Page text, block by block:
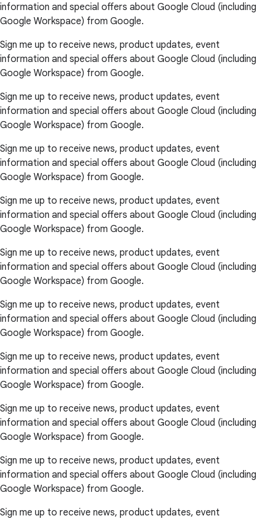
information and special offers about Google Cloud (including
Google Workspace) from Google.
Sign me up to receive news, product updates, event
information and special offers about Google Cloud (including
Google Workspace) from Google.
Sign me up to receive news, product updates, event
information and special offers about Google Cloud (including
Google Workspace) from Google.
Sign me up to receive news, product updates, event
information and special offers about Google Cloud (including
Google Workspace) from Google.
Sign me up to receive news, product updates, event
information and special offers about Google Cloud (including
Google Workspace) from Google.
Sign me up to receive news, product updates, event
information and special offers about Google Cloud (including
Google Workspace) from Google.
Sign me up to receive news, product updates, event
information and special offers about Google Cloud (including
Google Workspace) from Google.
Sign me up to receive news, product updates, event
information and special offers about Google Cloud (including
Google Workspace) from Google.
Sign me up to receive news, product updates, event
information and special offers about Google Cloud (including
Google Workspace) from Google.
Sign me up to receive news, product updates, event
information and special offers about Google Cloud (including
Google Workspace) from Google.
Sign me up to receive news, product updates, event